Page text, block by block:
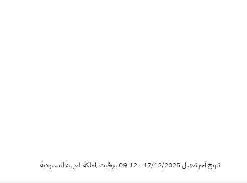
تاريخ آخر تعديل 17/12/2025 - 09:12 بتوقيت المملكة العربية السعودية